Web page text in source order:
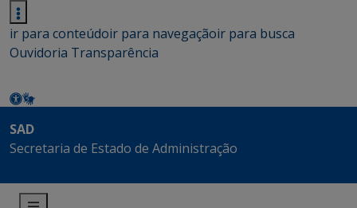
ir para conteúdoir para navegaçãoir para busca
Ouvidoria Transparência
SAD
Secretaria de Estado de Administração